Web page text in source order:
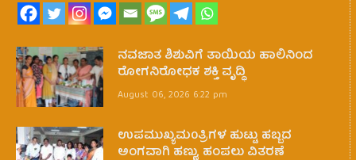
ನವಜಾತ ಶಿಶುವಿಗೆ ತಾಯಿಯ ಹಾಲಿನಿಂದ
ರೋಗನಿರೋಧಕ ಶಕ್ತಿ ವೃದ್ಧಿ
August 06, 2026 6:22 pm
ಉಪಮುಖ್ಯಮ0ತ್ರಿಗಳ ಹುಟ್ಟು ಹಬ್ಬದ
ಅಂಗವಾಗಿ ಹಣ್ಣು, ಹಂಪಲು ವಿತರಣೆ